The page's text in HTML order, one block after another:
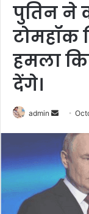
पुतिन ने
टोमहॉक
हमला
देंगे।
admin
Send
email